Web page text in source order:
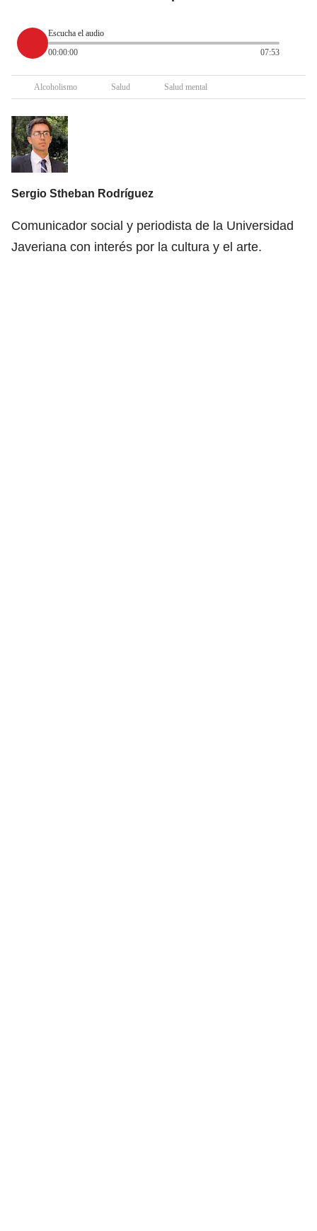
Escucha el audio
00:00:00
07:53
Alcoholismo Salud Salud mental
Sergio Stheban Rodríguez
Comunicador social y periodista de la Universidad
Javeriana con interés por la cultura y el arte.